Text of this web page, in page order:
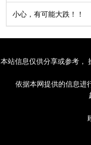
小心，有可能大跌！！
本站信息仅供分享或参考，
依据本网提供的信息进